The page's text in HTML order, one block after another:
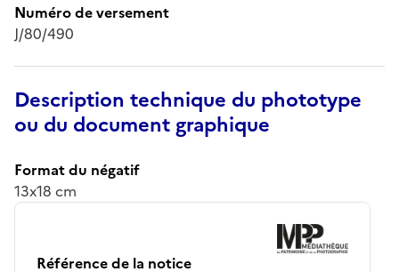
Numéro de versement
J/80/490
Description technique du phototype
ou du document graphique
Format du négatif
13x18 cm
Référence de la notice